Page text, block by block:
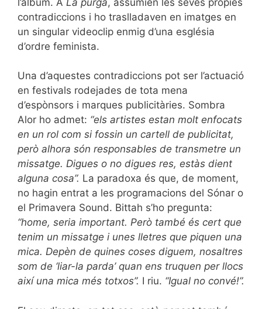
contradiccions i ho traslladaven en imatges en
un singular videoclip enmig d’una església
d’ordre feminista.
Una d’aquestes contradiccions pot ser l’actuació
en festivals rodejades de tota mena
d’espònsors i marques publicitàries. Sombra
Alor ho admet: “els artistes estan molt enfocats
en un rol com si fossin un cartell de publicitat,
però alhora són responsables de transmetre un
missatge. Digues o no digues res, estàs dient
alguna cosa”. La paradoxa és que, de moment,
no hagin entrat a les programacions del Sónar o
el Primavera Sound. Bittah s’ho pregunta:
“home, seria important. Però també és cert que
tenim un missatge i unes lletres que piquen una
mica. Depèn de quines coses diguem, nosaltres
som de ‘liar-la parda’ quan ens truquen per llocs
així una mica més totxos”. I riu. “Igual no convé!”.